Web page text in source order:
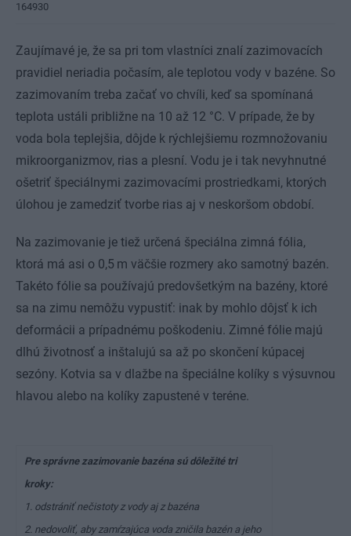
164930
Zaujímavé je, že sa pri tom vlastníci znalí zazimovacích
pravidiel neriadia počasím, ale teplotou vody v bazéne. So
zazimovaním treba začať vo chvíli, keď sa spomínaná
teplota ustáli približne na 10 až 12 °C. V prípade, že by
voda bola teplejšia, dôjde k rýchlejšiemu rozmnožovaniu
mikroorganizmov, rias a plesní. Vodu je i tak nevyhnutné
ošetriť špeciálnymi zazimovacími prostriedkami, ktorých
úlohou je zamedziť tvorbe rias aj v neskoršom období.
Na zazimovanie je tiež určená špeciálna zimná fólia,
ktorá má asi o 0,5 m väčšie rozmery ako samotný bazén.
Takéto fólie sa používajú predovšetkým na bazény, ktoré
sa na zimu nemôžu vypustiť: inak by mohlo dôjsť k ich
deformácii a prípadnému poškodeniu. Zimné fólie majú
dlhú životnosť a inštalujú sa až po skončení kúpacej
sezóny. Kotvia sa v dlažbe na špeciálne kolíky s výsuvnou
hlavou alebo na kolíky zapustené v teréne.
Pre správne zazimovanie bazéna sú dôležité tri
kroky:
1. odstrániť nečistoty z vody aj z bazéna
2. nedovoliť, aby zamŕzajúca voda zničila bazén a jeho